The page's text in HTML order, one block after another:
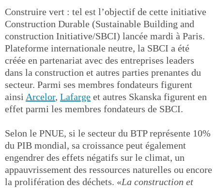
Construire vert : tel est l’objectif de cette initiative
Construction Durable (Sustainable Building and
construction Initiative/SBCI) lancée mardi à Paris.
Plateforme internationale neutre, la SBCI a été
créée en partenariat avec des entreprises leaders
dans la construction et autres parties prenantes du
secteur. Parmi ses membres fondateurs figurent
ainsi Arcelor, Lafarge et autres Skanska figurent en
effet parmi les membres fondateurs de SBCI.
Selon le PNUE, si le secteur du BTP représente 10%
du PIB mondial, sa croissance peut également
engendrer des effets négatifs sur le climat, un
appauvrissement des ressources naturelles ou encore
la prolifération des déchets. «La construction et